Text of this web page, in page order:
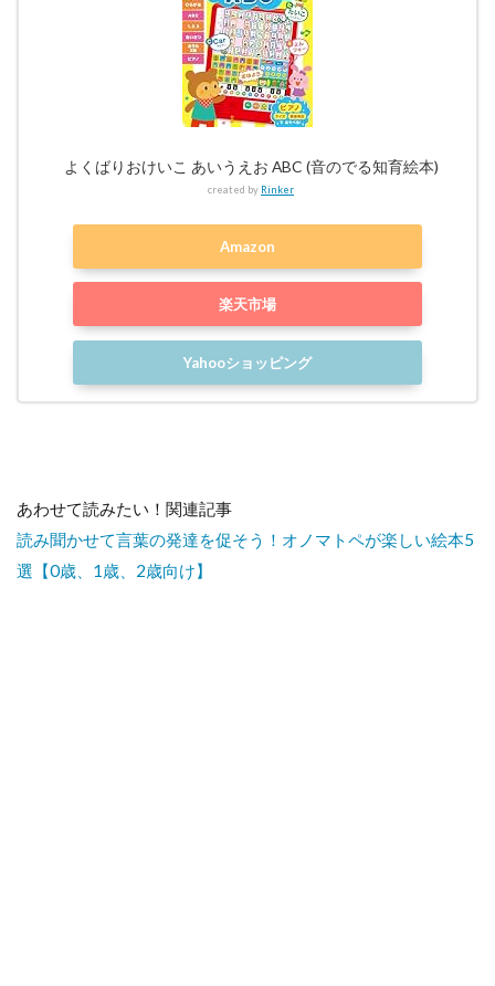
よくばりおけいこ あいうえお ABC (音のでる知育絵本)
created by Rinker
Amazon
楽天市場
Yahooショッピング
あわせて読みたい！関連記事
読み聞かせて言葉の発達を促そう！オノマトペが楽しい絵本5
選【0歳、1歳、2歳向け】